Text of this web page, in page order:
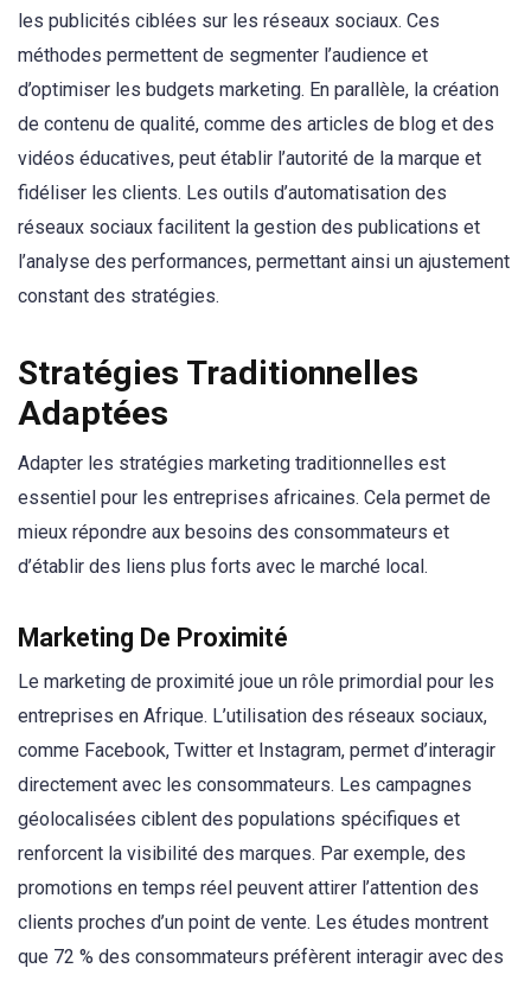
les publicités ciblées sur les réseaux sociaux. Ces
méthodes permettent de segmenter l’audience et
d’optimiser les budgets marketing. En parallèle, la création
de contenu de qualité, comme des articles de blog et des
vidéos éducatives, peut établir l’autorité de la marque et
fidéliser les clients. Les outils d’automatisation des
réseaux sociaux facilitent la gestion des publications et
l’analyse des performances, permettant ainsi un ajustement
constant des stratégies.
Stratégies Traditionnelles
Adaptées
Adapter les stratégies marketing traditionnelles est
essentiel pour les entreprises africaines. Cela permet de
mieux répondre aux besoins des consommateurs et
d’établir des liens plus forts avec le marché local.
Marketing De Proximité
Le marketing de proximité joue un rôle primordial pour les
entreprises en Afrique. L’utilisation des réseaux sociaux,
comme Facebook, Twitter et Instagram, permet d’interagir
directement avec les consommateurs. Les campagnes
géolocalisées ciblent des populations spécifiques et
renforcent la visibilité des marques. Par exemple, des
promotions en temps réel peuvent attirer l’attention des
clients proches d’un point de vente. Les études montrent
que 72 % des consommateurs préfèrent interagir avec des